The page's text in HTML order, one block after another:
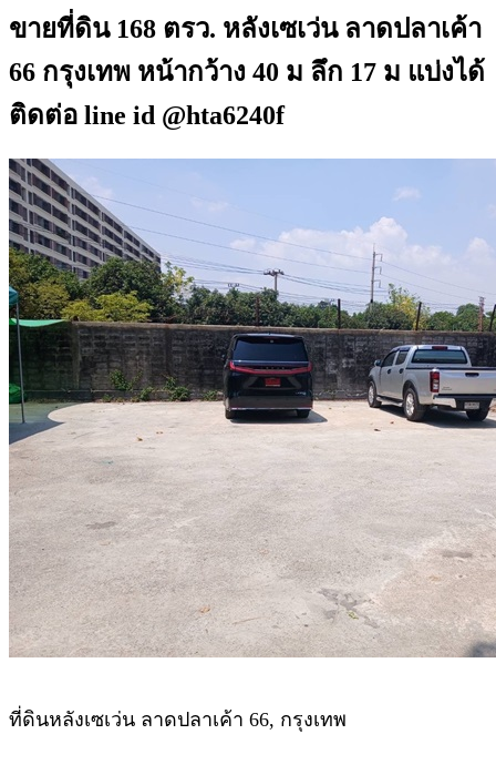
ขายที่ดิน 168 ตรว. หลังเซเว่น ลาดปลาเค้า
66 กรุงเทพ หน้ากว้าง 40 ม ลึก 17 ม แบ่งได้
ติดต่อ line id @hta6240f
ที่ดินหลังเซเว่น ลาดปลาเค้า 66, กรุงเทพ